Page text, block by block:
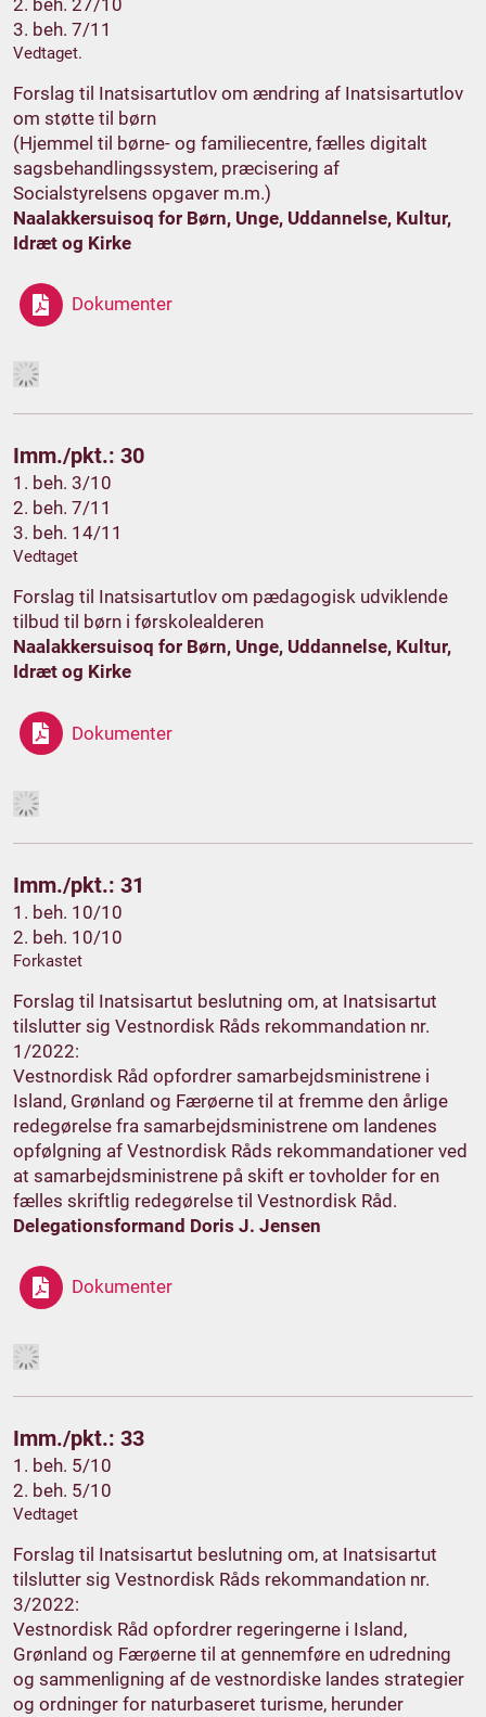
3. beh. 7/11
Vedtaget.
Forslag til Inatsisartutlov om ændring af Inatsisartutlov
om støtte til børn
(Hjemmel til børne- og familiecentre, fælles digitalt
sagsbehandlingssystem, præcisering af
Socialstyrelsens opgaver m.m.)
Naalakkersuisoq for Børn, Unge, Uddannelse, Kultur,
Idræt og Kirke
Dokumenter
Imm./pkt.: 30
1. beh. 3/10
2. beh. 7/11
3. beh. 14/11
Vedtaget
Forslag til Inatsisartutlov om pædagogisk udviklende
tilbud til børn i førskolealderen
Naalakkersuisoq for Børn, Unge, Uddannelse, Kultur,
Idræt og Kirke
Dokumenter
Imm./pkt.: 31
1. beh. 10/10
2. beh. 10/10
Forkastet
Forslag til Inatsisartut beslutning om, at Inatsisartut
tilslutter sig Vestnordisk Råds rekommandation nr.
1/2022:
Vestnordisk Råd opfordrer samarbejdsministrene i
Island, Grønland og Færøerne til at fremme den årlige
redegørelse fra samarbejdsministrene om landenes
opfølgning af Vestnordisk Råds rekommandationer ved
at samarbejdsministrene på skift er tovholder for en
fælles skriftlig redegørelse til Vestnordisk Råd.
Delegationsformand Doris J. Jensen
Dokumenter
Imm./pkt.: 33
1. beh. 5/10
2. beh. 5/10
Vedtaget
Forslag til Inatsisartut beslutning om, at Inatsisartut
tilslutter sig Vestnordisk Råds rekommandation nr.
3/2022:
Vestnordisk Råd opfordrer regeringerne i Island,
Grønland og Færøerne til at gennemføre en udredning
og sammenligning af de vestnordiske landes strategier
og ordninger for naturbaseret turisme, herunder